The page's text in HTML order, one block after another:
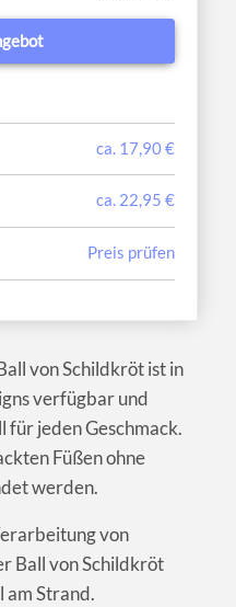
ca. 17,90 €
ca. 22,95 €
Preis prüfen
von Schildkröt ist in
verfügbar und
für jeden Geschmack.
Füßen ohne
werden.
von
Ball von Schildkröt
am Strand.